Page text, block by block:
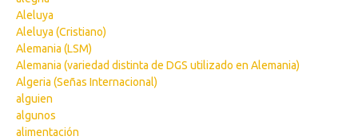
Aleluya
Aleluya (Cristiano)
Alemania (LSM)
Alemania (variedad distinta de DGS utilizado en Alemania)
Algeria (Señas Internacional)
alguien
algunos
alimentación